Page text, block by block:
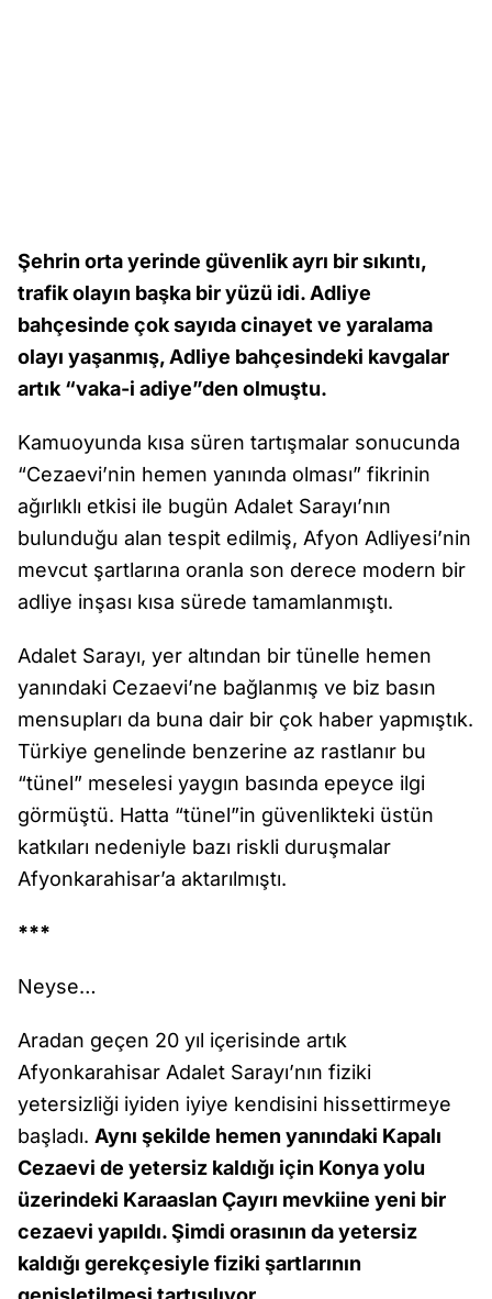
Şehrin orta yerinde güvenlik ayrı bir sıkıntı,
trafik olayın başka bir yüzü idi. Adliye
bahçesinde çok sayıda cinayet ve yaralama
olayı yaşanmış, Adliye bahçesindeki kavgalar
artık “vaka-i adiye”den olmuştu.
Kamuoyunda kısa süren tartışmalar sonucunda
“Cezaevi’nin hemen yanında olması” fikrinin
ağırlıklı etkisi ile bugün Adalet Sarayı’nın
bulunduğu alan tespit edilmiş, Afyon Adliyesi’nin
mevcut şartlarına oranla son derece modern bir
adliye inşası kısa sürede tamamlanmıştı.
Adalet Sarayı, yer altından bir tünelle hemen
yanındaki Cezaevi’ne bağlanmış ve biz basın
mensupları da buna dair bir çok haber yapmıştık.
Türkiye genelinde benzerine az rastlanır bu
“tünel” meselesi yaygın basında epeyce ilgi
görmüştü. Hatta “tünel”in güvenlikteki üstün
katkıları nedeniyle bazı riskli duruşmalar
Afyonkarahisar’a aktarılmıştı.
***
Neyse…
Aradan geçen 20 yıl içerisinde artık
Afyonkarahisar Adalet Sarayı’nın fiziki
yetersizliği iyiden iyiye kendisini hissettirmeye
başladı. Aynı şekilde hemen yanındaki Kapalı
Cezaevi de yetersiz kaldığı için Konya yolu
üzerindeki Karaaslan Çayırı mevkiine yeni bir
cezaevi yapıldı. Şimdi orasının da yetersiz
kaldığı gerekçesiyle fiziki şartlarının